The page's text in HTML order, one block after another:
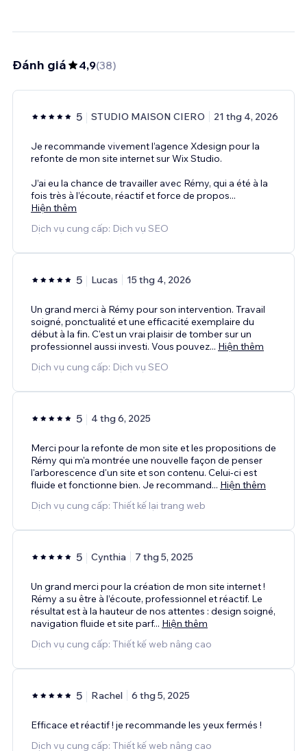
Đánh giá 4,9(38)
5 STUDIO MAISON CIERO 21 thg 4, 2026
Je recommande vivement l’agence Xdesign pour la
refonte de mon site internet sur Wix Studio.
J’ai eu la chance de travailler avec Rémy, qui a été à la
fois très à l’écoute, réactif et force de propos...
Hiện thêm
Dịch vụ cung cấp: Dịch vụ SEO
5 Lucas 15 thg 4, 2026
Un grand merci à Rémy pour son intervention. Travail
soigné, ponctualité et une efficacité exemplaire du
début à la fin. C'est un vrai plaisir de tomber sur un
professionnel aussi investi. Vous pouvez... Hiện thêm
Dịch vụ cung cấp: Dịch vụ SEO
5 4 thg 6, 2025
Merci pour la refonte de mon site et les propositions de
Rémy qui m'a montrée une nouvelle façon de penser
l'arborescence d'un site et son contenu. Celui-ci est
fluide et fonctionne bien. Je recommand... Hiện thêm
Dịch vụ cung cấp: Thiết kế lại trang web
5 Cynthia 7 thg 5, 2025
Un grand merci pour la création de mon site internet !
Rémy a su être à l’écoute, professionnel et réactif. Le
résultat est à la hauteur de nos attentes : design soigné,
navigation fluide et site parf... Hiện thêm
Dịch vụ cung cấp: Thiết kế web nâng cao
5 Rachel 6 thg 5, 2025
Efficace et réactif ! je recommande les yeux fermés !
Dịch vụ cung cấp: Thiết kế web nâng cao